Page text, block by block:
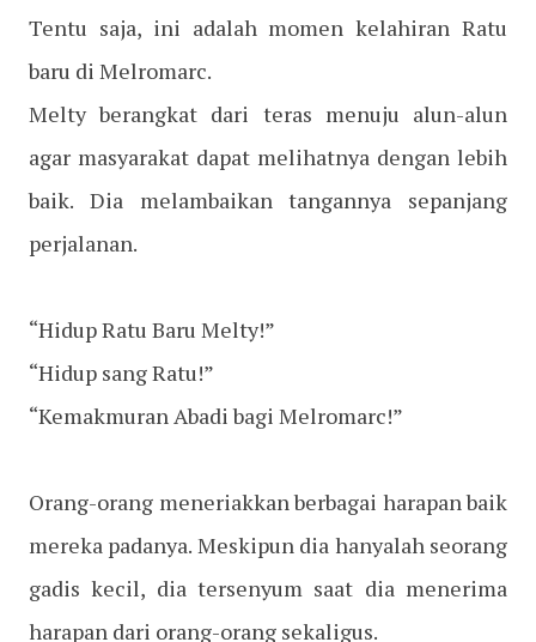
Tentu saja, ini adalah momen kelahiran Ratu
baru di Melromarc.
Melty berangkat dari teras menuju alun-alun
agar masyarakat dapat melihatnya dengan lebih
baik. Dia melambaikan tangannya sepanjang
perjalanan.
“Hidup Ratu Baru Melty!”
“Hidup sang Ratu!”
“Kemakmuran Abadi bagi Melromarc!”
Orang-orang meneriakkan berbagai harapan baik
mereka padanya. Meskipun dia hanyalah seorang
gadis kecil, dia tersenyum saat dia menerima
harapan dari orang-orang sekaligus.